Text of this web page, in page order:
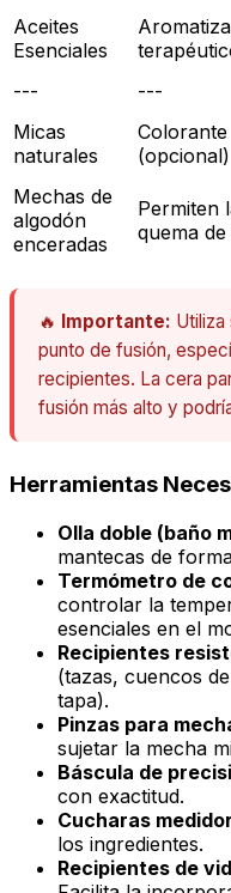
Aceites
Esenciales
---
---
Micas
naturales
Colorante
(opcional)
Mechas de
algodón
enceradas
Permiten
quema
🔥 Importante:
punto de fusión,
recipientes. La cera
fusión más alto y
Herramientas
Olla doble (baño
mantecas de
Termómetro de
controlar la
esenciales en el
Recipientes
(tazas, cuencos
tapa).
Pinzas para
sujetar la mecha
Báscula de
con exactitud.
Cucharas
los ingredientes.
Recipientes de